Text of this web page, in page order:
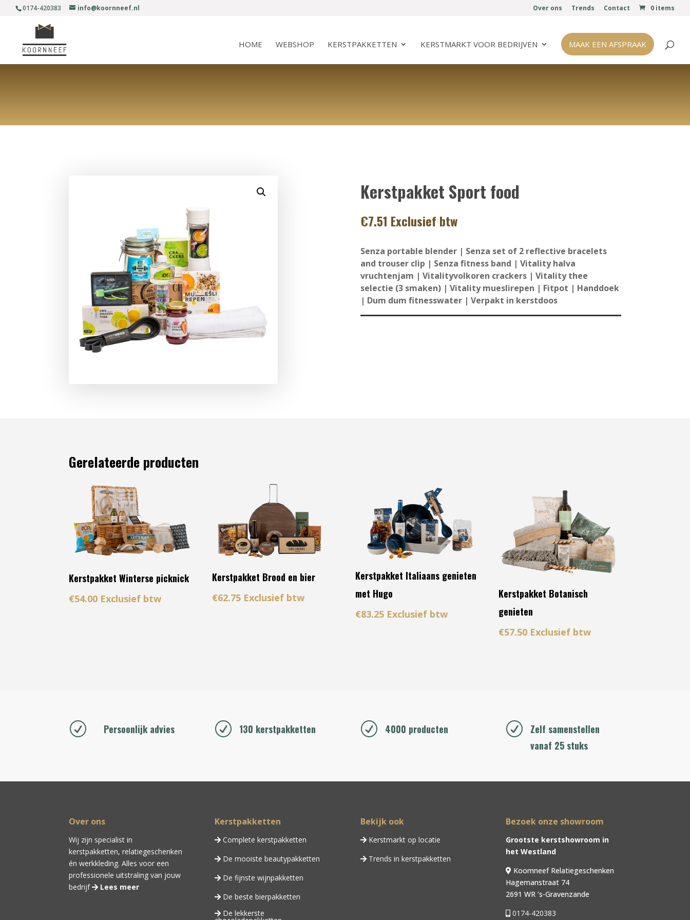
0174-420383 info@koornneef.nl Over ons Trends Contact 0 items
HOME WEBSHOP KERSTPAKKETTEN KERSTMARKT VOOR BEDRIJVEN MAAK EEN AFSPRAAK
Kerstpakket Sport food
€7.51 Exclusief btw
Senza portable blender | Senza set of 2 reflective bracelets
and trouser clip | Senza fitness band | Vitality halva
vruchtenjam | Vitalityvolkoren crackers | Vitality thee
selectie (3 smaken) | Vitality mueslirepen | Fitpot | Handdoek
| Dum dum fitnesswater | Verpakt in kerstdoos
Gerelateerde producten
Kerstpakket Winterse picknick
€54.00 Exclusief btw
Kerstpakket Brood en bier
€62.75 Exclusief btw
Kerstpakket Italiaans genieten
met Hugo
€83.25 Exclusief btw
Kerstpakket Botanisch
genieten
€57.50 Exclusief btw
R Persoonlijk advies R 130 kerstpakketten R 4000 producten R
Zelf samenstellen
vanaf 25 stuks
Over ons
Wij zijn specialist in
kerstpakketten,relatiegeschenken
énwerkkleding. Alles voor een
professionele uitstraling van jouw
bedrijf
Lees meer
Kerstpakketten
Complete kerstpakketten
De mooiste beautypakketten
De fijnste wijnpakketten
De beste bierpakketten
De lekkerste
Bekijk ook
Kerstmarkt op locatie
Trends in kerstpakketten
Bezoek onze showroom
Grootste kerstshowroom in
het Westland
Koornneef Relatiegeschenken
Hagemanstraat 74
2691 WR ‘s-Gravenzande
0174-420383